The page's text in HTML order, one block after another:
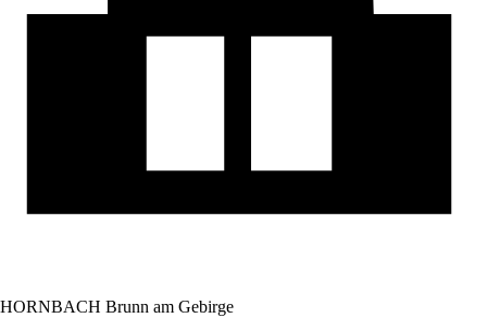
HORNBACH Brunn am Gebirge